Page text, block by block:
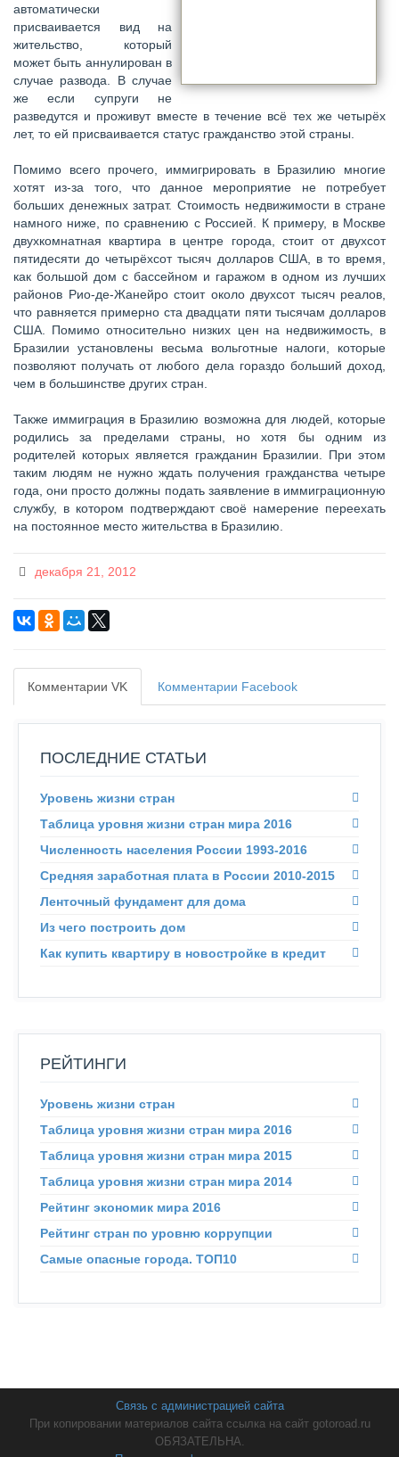
автоматически
присваивается вид на
жительство, который
может быть аннулирован в
случае развода. В случае
же если супруги не
разведутся и проживут вместе в течение всё тех же четырёх
лет, то ей присваивается статус гражданство этой страны.
Помимо всего прочего, иммигрировать в Бразилию многие
хотят из-за того, что данное мероприятие не потребует
больших денежных затрат. Стоимость недвижимости в стране
намного ниже, по сравнению с Россией. К примеру, в Москве
двухкомнатная квартира в центре города, стоит от двухсот
пятидесяти до четырёхсот тысяч долларов США, в то время,
как большой дом с бассейном и гаражом в одном из лучших
районов Рио-де-Жанейро стоит около двухсот тысяч реалов,
что равняется примерно ста двадцати пяти тысячам долларов
США. Помимо относительно низких цен на недвижимость, в
Бразилии установлены весьма вольготные налоги, которые
позволяют получать от любого дела гораздо больший доход,
чем в большинстве других стран.
Также иммиграция в Бразилию возможна для людей, которые
родились за пределами страны, но хотя бы одним из
родителей которых является гражданин Бразилии. При этом
таким людям не нужно ждать получения гражданства четыре
года, они просто должны подать заявление в иммиграционную
службу, в котором подтверждают своё намерение переехать
на постоянное место жительства в Бразилию.
декабря 21, 2012
Комментарии VK Комментарии Facebook
ПОСЛЕДНИЕ СТАТЬИ
Уровень жизни стран
Таблица уровня жизни стран мира 2016
Численность населения России 1993-2016
Средняя заработная плата в России 2010-2015
Ленточный фундамент для дома
Из чего построить дом
Как купить квартиру в новостройке в кредит
РЕЙТИНГИ
Уровень жизни стран
Таблица уровня жизни стран мира 2016
Таблица уровня жизни стран мира 2015
Таблица уровня жизни стран мира 2014
Рейтинг экономик мира 2016
Рейтинг стран по уровню коррупции
Самые опасные города. ТОП10
Связь с администрацией сайта
При копировании материалов сайта ссылка на сайт gotoroad.ru
ОБЯЗАТЕЛЬНА.